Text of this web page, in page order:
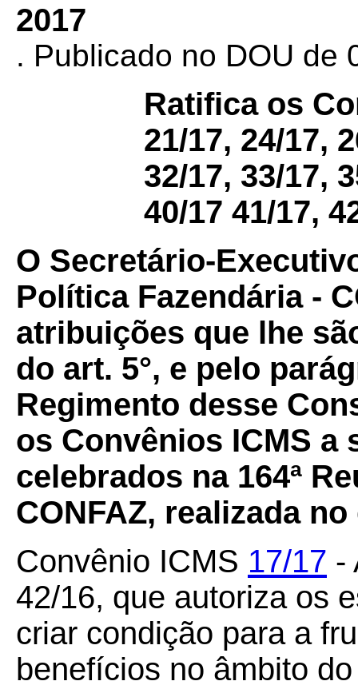
2017
. Publicado no DOU de
Ratifica os
21/17, 24/17,
32/17, 33/17,
40/17 41/17,
O Secretário-
Política Fazendária -
atribuições que lhe
do art. 5°, e pelo
Regimento desse
os Convênios ICMS
celebrados na 164ª
CONFAZ, realizada
Convênio ICMS 17/17 -
42/16, que autoriza os
criar condição para a
benefícios no âmbito